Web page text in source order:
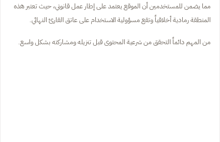
مما يضمن للمستخدمين أن الموقع يعتمد على إطار عمل قانوني، حيث تعتبر هذه
المنطقة رمادية أخلاقياً وتقع مسؤولية الاستخدام على عاتق القارئ النهائي.
من المهم دائماً التحقق من شرعية المحتوى قبل تنزيله ومشاركته بشكل واسع.